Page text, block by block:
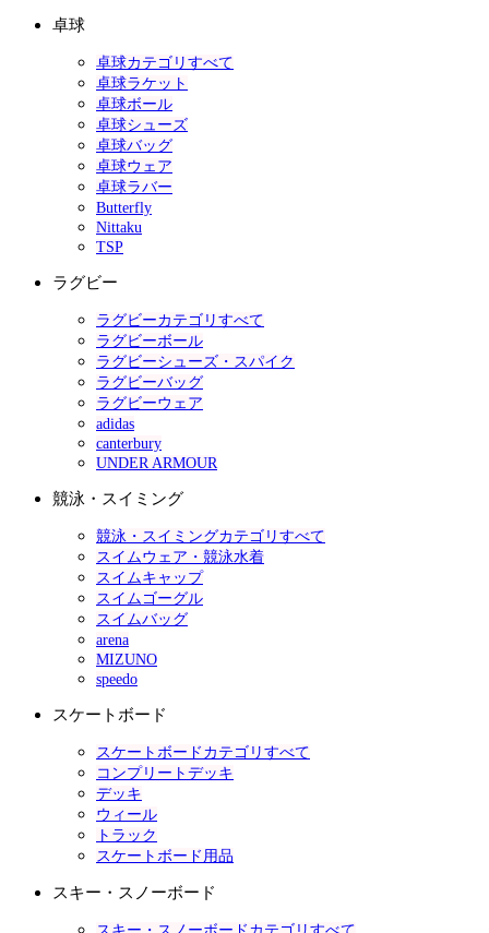
卓球
卓球カテゴリすべて
卓球ラケット
卓球ボール
卓球シューズ
卓球バッグ
卓球ウェア
卓球ラバー
Butterfly
Nittaku
TSP
ラグビー
ラグビーカテゴリすべて
ラグビーボール
ラグビーシューズ・スパイク
ラグビーバッグ
ラグビーウェア
adidas
canterbury
UNDER ARMOUR
競泳・スイミング
競泳・スイミングカテゴリすべて
スイムウェア・競泳水着
スイムキャップ
スイムゴーグル
スイムバッグ
arena
MIZUNO
speedo
スケートボード
スケートボードカテゴリすべて
コンプリートデッキ
デッキ
ウィール
トラック
スケートボード用品
スキー・スノーボード